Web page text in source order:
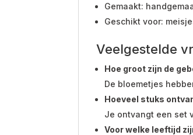
Gemaakt:
Geschikt voor:
Veelgestelde
Hoe groot zijn de
De bloemetjes
Hoeveel stuks
Je ontvangt een set
Voor welke leeftijd